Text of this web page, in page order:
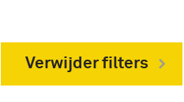
Verwijder filters